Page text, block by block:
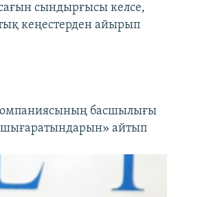
сындырғысы келсе,
кеңестерден айырып
басшылығы
шығаратындарын» айтып